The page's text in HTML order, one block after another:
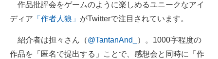
注目記事を集めた総合ページ
スマホと通信の最新トレンド
作品批評会をゲームのように楽しめるユニークなアイ
ディア 「作者人狼」 がTwitterで注目されています。
紹介者は担々さん（@TantanAnd_
）。1000字程度の
作品を「匿名で提出する」ことで、感想会と同時に「作